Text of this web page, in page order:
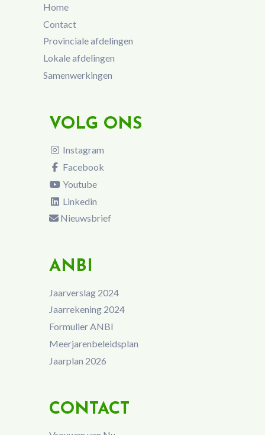
Home
Contact
Provinciale afdelingen
Lokale afdelingen
Samenwerkingen
VOLG ONS
Instagram
Facebook
Youtube
Linkedin
Nieuwsbrief
ANBI
Jaarverslag 2024
Jaarrekening 2024
Formulier ANBI
Meerjarenbeleidsplan
Jaarplan 2026
CONTACT